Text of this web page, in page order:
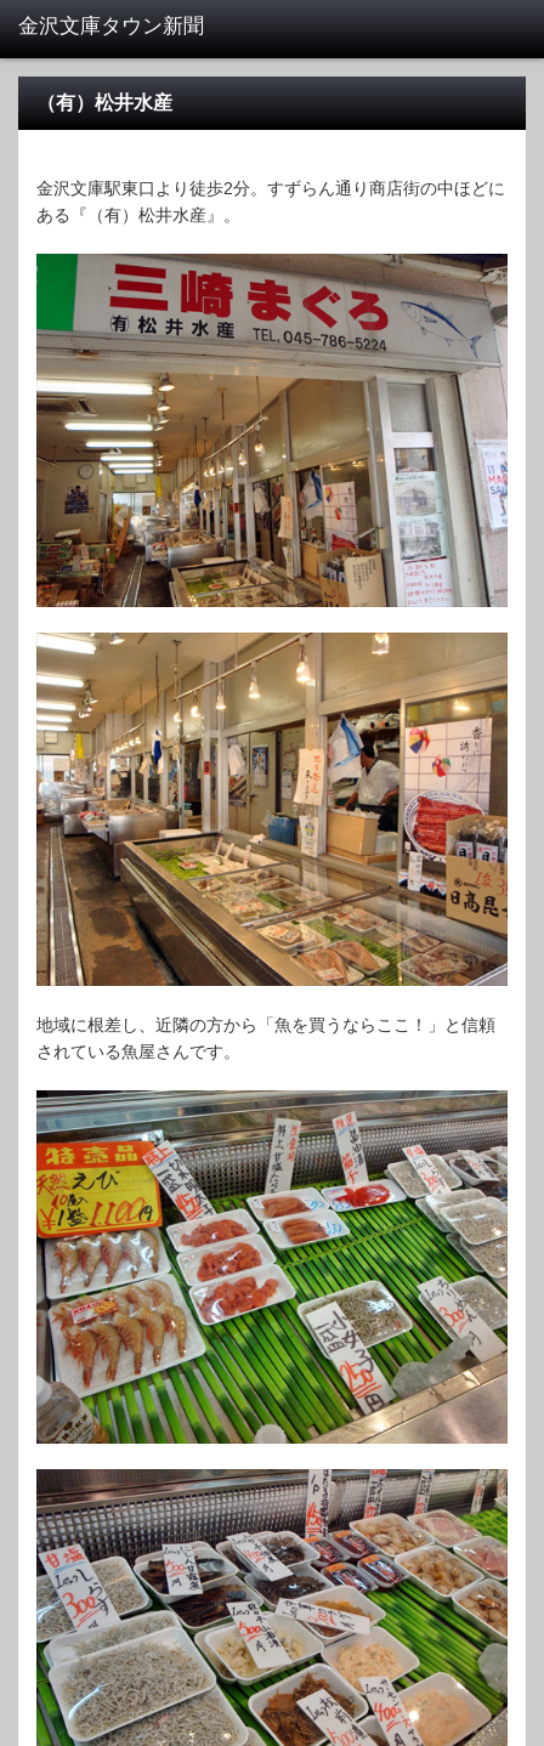
（有）松井水産
金沢文庫駅東口より徒歩2分。すずらん通り商店街の中ほどに
ある『（有）松井水産』。
地域に根差し、近隣の方から「魚を買うならここ！」と信頼
されている魚屋さんです。